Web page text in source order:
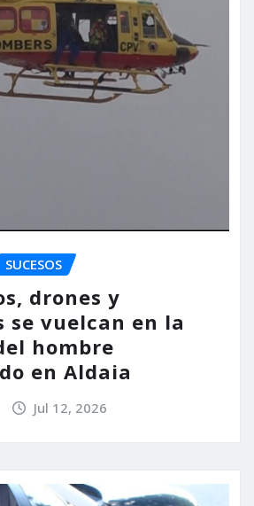
SUCESOS
drones y
vuelcan en la
hombre
en Aldaia
Jul 12, 2026